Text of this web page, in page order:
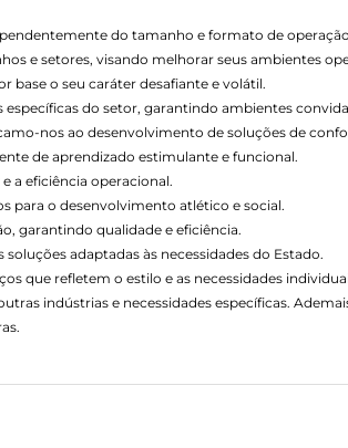
do tamanho e formato de
e setores, visando melhorar seus ambientes
base o seu caráter desafiante e volátil.
do setor, garantindo ambientes
nos ao desenvolvimento de soluções de
de aprendizado estimulante e funcional.
a eficiência operacional.
para o desenvolvimento atlético e social.
garantindo qualidade e eficiência.
adaptadas às necessidades do Estado.
que refletem o estilo e as necessidades
indústrias e necessidades específicas.